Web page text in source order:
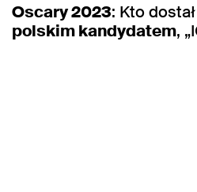
Oscary 2023: Kto dostał
polskim kandydatem,